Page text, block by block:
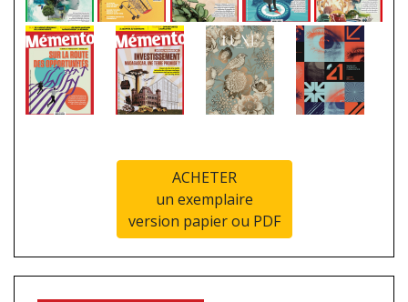
ACHETER
un exemplaire
version papier ou PDF